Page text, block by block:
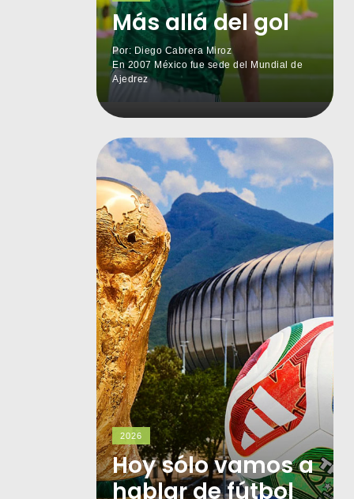
Más allá del gol
Por: Diego Cabrera Miroz
En 2007 México fue sede del Mundial de
Ajedrez
2026
Hoy sólo vamos a
hablar de fútbol